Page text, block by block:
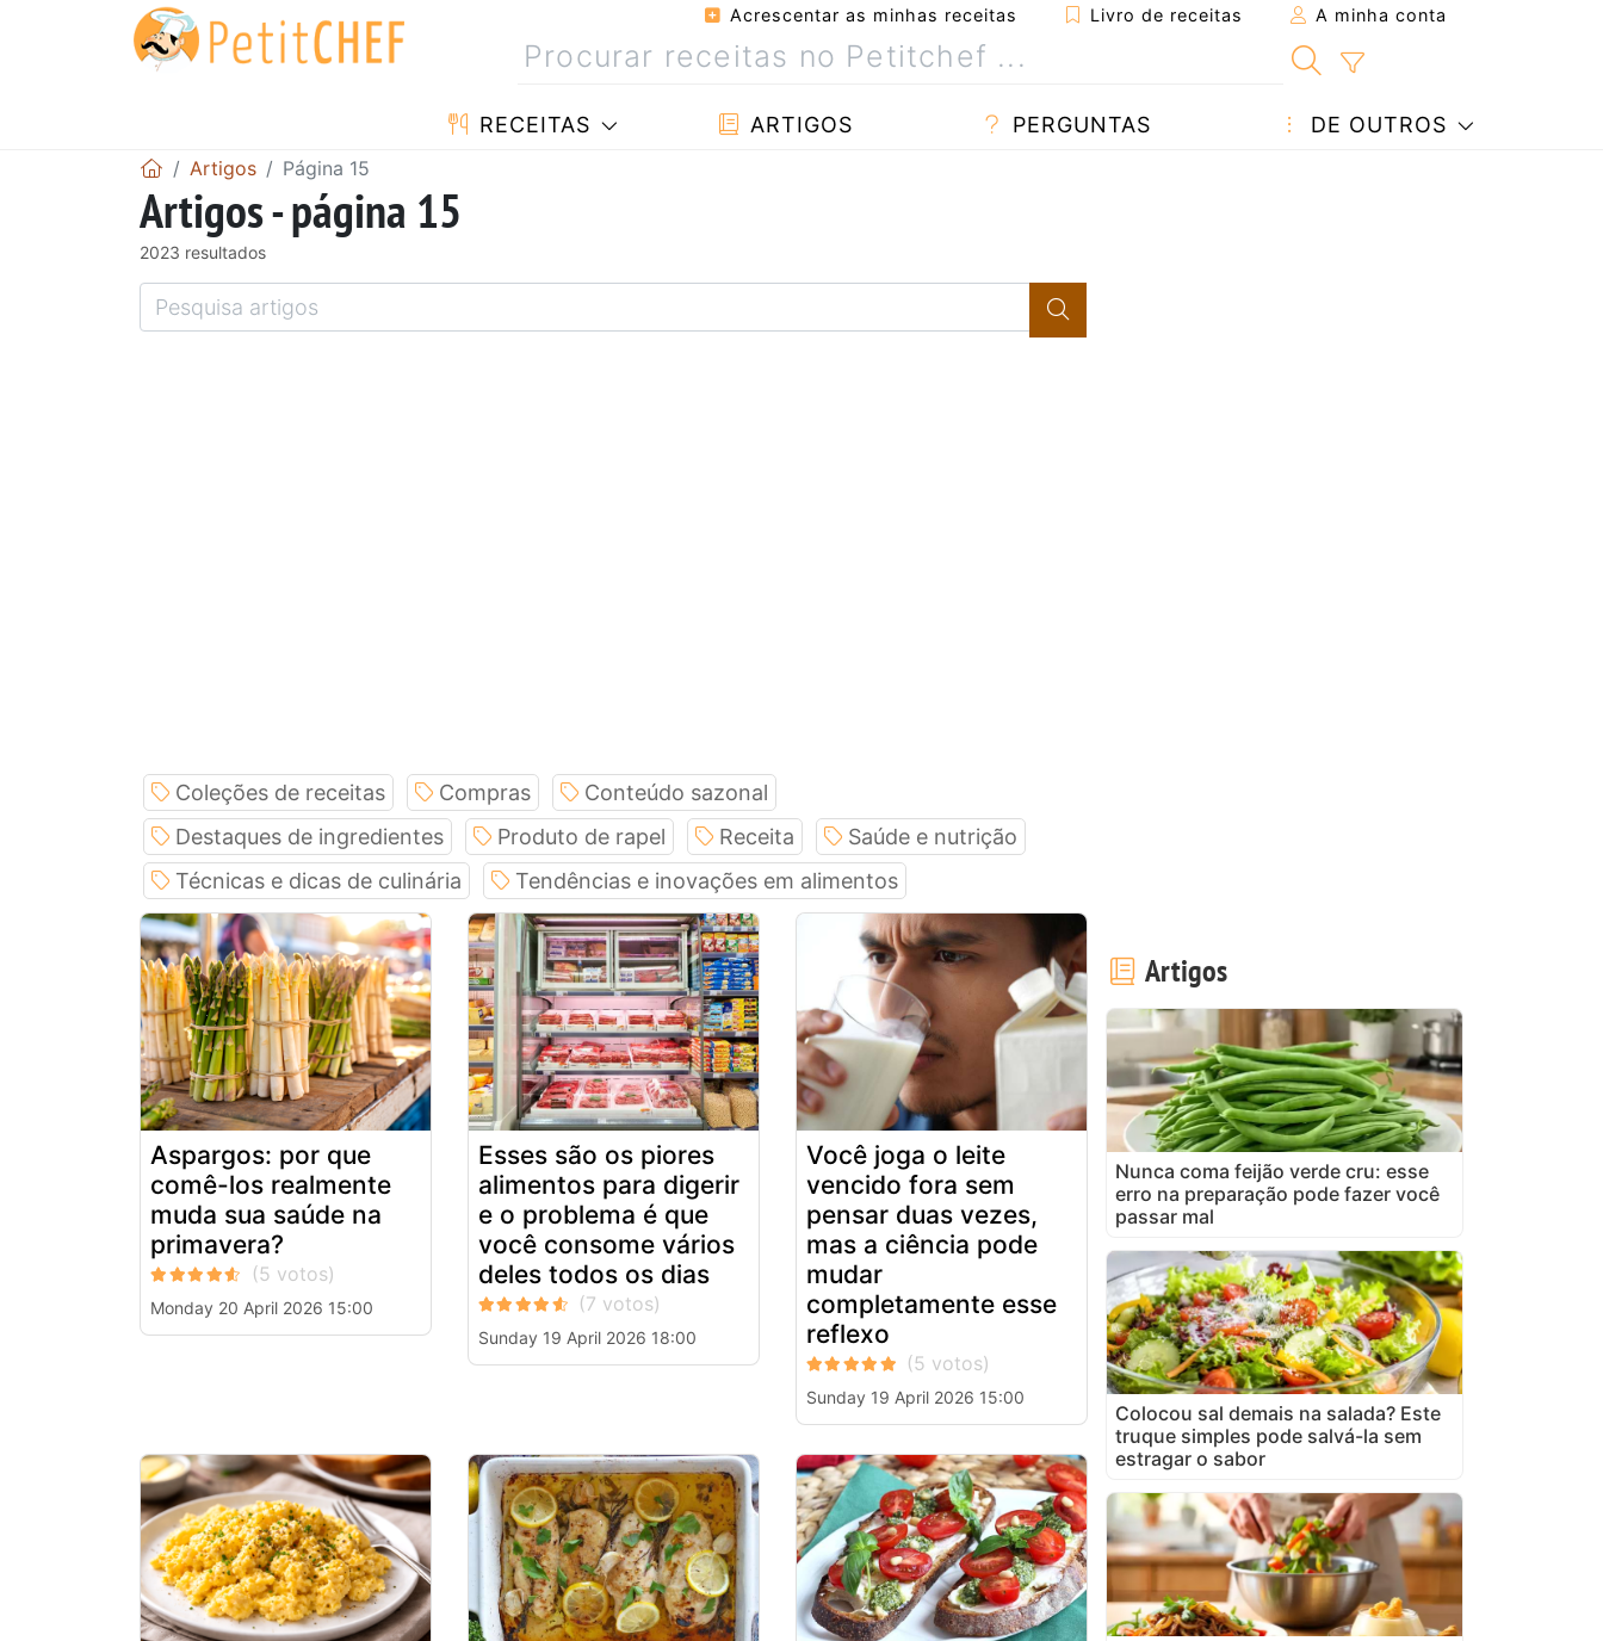
Acrescentar as minhas receitas Livro de receitas A minha conta
RECEITAS ARTIGOS PERGUNTAS DE OUTROS
Artigos Página 15
Artigos - página 15
2023 resultados
Coleções de receitas Compras
Conteúdo sazonal
Destaques de ingredientes
Produto de rapel Receita
Saúde e nutrição
Técnicas e dicas de culinária
Tendências e inovações em alimentos
Aspargos: por que
comê-los realmente
muda sua saúde na
primavera?
Monday 20 April 2026 15:00
Esses são os piores
alimentos para digerir
e o problema é que
você consome vários
deles todos os dias
Sunday 19 April 2026 18:00
Você joga o leite
vencido fora sem
pensar duas vezes,
mas a ciência pode
mudar
completamente esse
reflexo
Sunday 19 April 2026 15:00
Artigos
Nunca coma feijão verde cru: esse
erro na preparação pode fazer você
passar mal
Colocou sal demais na salada? Este
truque simples pode salvá-la sem
estragar o sabor